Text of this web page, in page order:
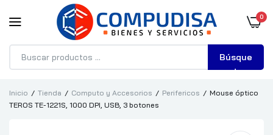
0
Búsque
da
Inicio Tienda Computo y Accesorios Perifericos
Mouse óptico
TEROS TE-1221S, 1000 DPI, USB, 3 botones